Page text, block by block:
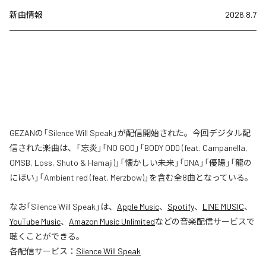
新曲情報 2026.8.7
GEZANの「Silence Will Speak」が配信開始された。今回デジタル配
信された楽曲は、「忘炎」「NO GOD」「BODY ODD (feat. Campanella,
OMSB, Loss, Shuto & Hamaji)」「懐かしい未来」「DNA」「優陽」「龍の
にほい」「Ambient red (feat. Merzbow)」を含む全8曲となっている。
なお「Silence Will Speak 」は、 Apple Music、 Spotify、 LINE MUSIC、
YouTube Music、 Amazon Music Unlimitedなどの音楽配信サービスで
聴くことができる。
各配信サービス： Silence Will Speak